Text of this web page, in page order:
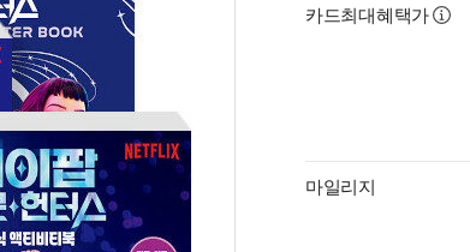
카드최대혜택가
마일리지